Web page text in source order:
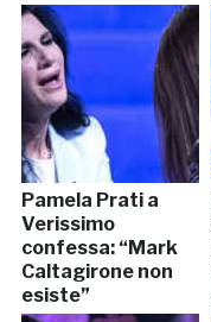
Pamela Prati a
Verissimo
confessa: “Mark
Caltagirone non
esiste”